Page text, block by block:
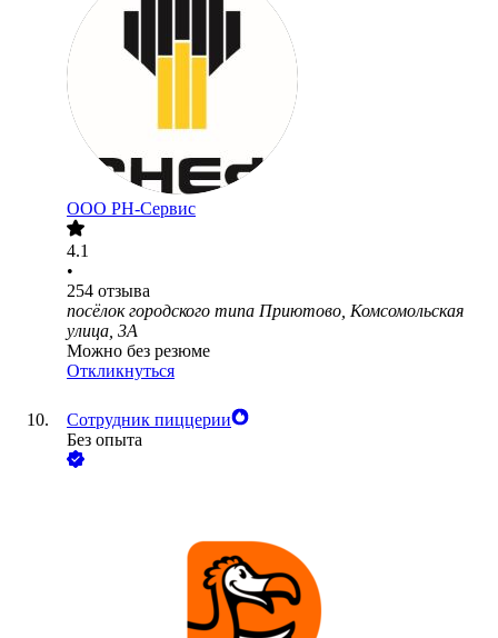
ООО РН-Сервис
4.1
•
254 отзыва
посёлок городского типа Приютово, Комсомольская
улица, 3А
Можно без резюме
Откликнуться
Сотрудник пиццерии
Без опыта